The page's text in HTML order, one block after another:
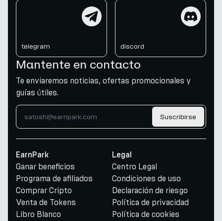
telegram discord
Mantente en contacto
Te enviaremos noticias, ofertas promocionales y
guías útiles.
Suscribirse
EarnPark
Ganar beneficios
Programa de afiliados
Comprar Cripto
Venta de Tokens
Libro Blanco
Legal
Centro Legal
Condiciones de uso
Declaración de riesgo
Política de privacidad
Política de cookies